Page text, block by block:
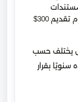
الأصلية، دفع رسوم تقديم 300$
يختلف حسب
سنويًا بقرار